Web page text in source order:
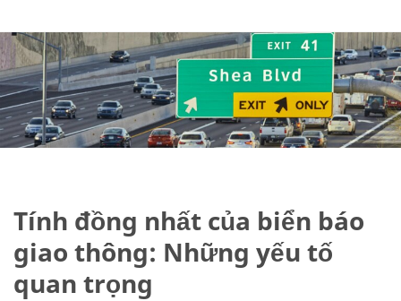
Tính đồng nhất của biển báo
giao thông: Những yếu tố
quan trọng